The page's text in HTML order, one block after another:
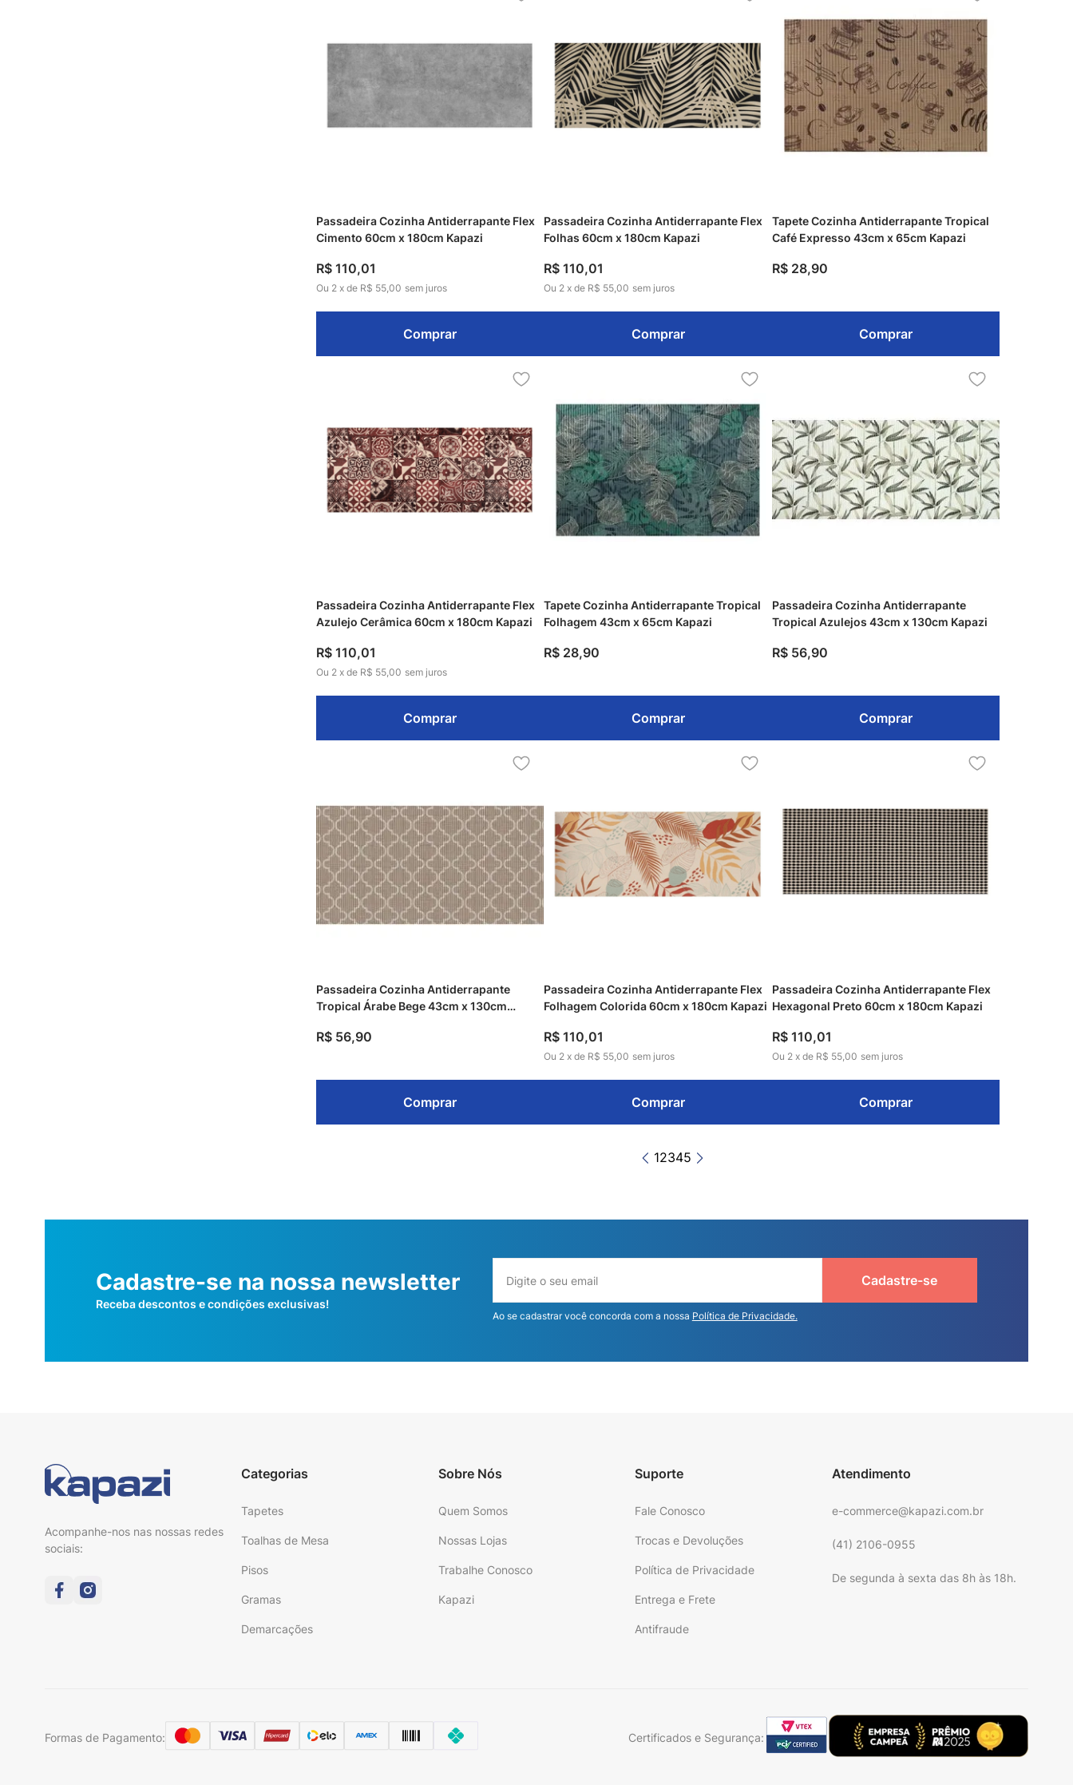
Passadeira Cozinha Antiderrapante Flex
Cimento 60cm x 180cm Kapazi
R$ 110,01
Ou 2 x de R$ 55,00 sem juros
Comprar
Passadeira Cozinha Antiderrapante Flex
Folhas 60cm x 180cm Kapazi
R$ 110,01
Ou 2 x de R$ 55,00 sem juros
Comprar
Tapete Cozinha Antiderrapante Tropical
Café Expresso 43cm x 65cm Kapazi
R$ 28,90
Comprar
Passadeira Cozinha Antiderrapante Flex
Azulejo Cerâmica 60cm x 180cm Kapazi
R$ 110,01
Ou 2 x de R$ 55,00 sem juros
Comprar
Tapete Cozinha Antiderrapante Tropical
Folhagem 43cm x 65cm Kapazi
R$ 28,90
Comprar
Passadeira Cozinha Antiderrapante
Tropical Azulejos 43cm x 130cm Kapazi
R$ 56,90
Comprar
Passadeira Cozinha Antiderrapante
Tropical Árabe Bege 43cm x 130cm
R$ 56,90
Comprar
Passadeira Cozinha Antiderrapante Flex
Folhagem Colorida 60cm x 180cm Kapazi
R$ 110,01
Ou 2 x de R$ 55,00 sem juros
Comprar
Passadeira Cozinha Antiderrapante Flex
Hexagonal Preto 60cm x 180cm Kapazi
R$ 110,01
Ou 2 xde R$ 55,00 sem juros
Comprar
12345
Cadastre-se na nossa newsletter
Receba descontos e condições exclusivas!
Cadastre-se
Ao se cadastrar você concorda com a nossa Política de Privacidade.
Acompanhe-nos nas nossas redes
sociais:
Categorias
Tapetes
Toalhas de Mesa
Pisos
Gramas
Demarcações
Sobre Nós
Quem Somos
Nossas Lojas
Trabalhe Conosco
Kapazi
Suporte
Fale Conosco
Trocas e Devoluções
Política de Privacidade
Entrega e Frete
Antifraude
Atendimento
e-commerce@kapazi.com.br
(41) 2106-0955
De segunda à sexta das 8h às 18h.
Formas de Pagamento: Certificados e Segurança: